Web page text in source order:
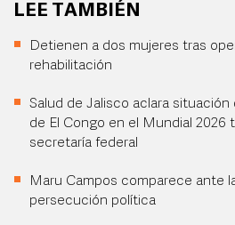
LEE TAMBIÉN
Detienen a dos mujeres tras
rehabilitación
Salud de Jalisco aclara
de El Congo en el Mundial 2026
secretaría federal
Maru Campos comparece ante
persecución política